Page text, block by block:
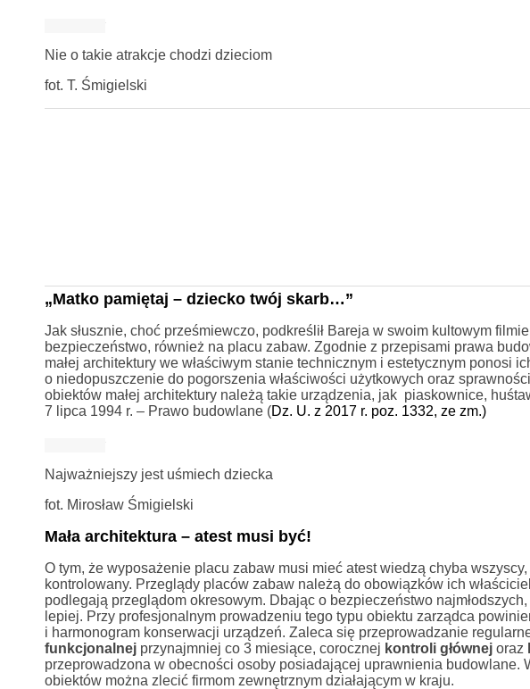
Nie o takie atrakcje chodzi dzieciom
fot. T. Śmigielski
„Matko pamiętaj – dziecko twój skarb…”
Jak słusznie, choć prześmiewczo, podkreślił Bareja w swoim kultowym
bezpieczeństwo, również na placu zabaw. Zgodnie z przepisami prawa
małej architektury we właściwym stanie technicznym i estetycznym ponosi
o niedopuszczenie do pogorszenia właściwości użytkowych oraz
obiektów małej architektury należą takie urządzenia, jak piaskownice,
7 lipca 1994 r. – Prawo budowlane (Dz. U. z 2017 r. poz. 1332, ze zm.)
Najważniejszy jest uśmiech dziecka
fot. Mirosław Śmigielski
Mała architektura – atest musi być!
O tym, że wyposażenie placu zabaw musi mieć atest wiedzą chyba
kontrolowany. Przeglądy placów zabaw należą do obowiązków ich
podlegają przeglądom okresowym. Dbając o bezpieczeństwo
lepiej. Przy profesjonalnym prowadzeniu tego typu obiektu zarządca
i harmonogram konserwacji urządzeń. Zaleca się przeprowadzanie
funkcjonalnejprzynajmniej co 3 miesiące, corocznej kontroli głównejoraz
przeprowadzona w obecności osoby posiadającej uprawnienia budowlane.
obiektów można zlecić firmom zewnętrznym działającym w kraju.